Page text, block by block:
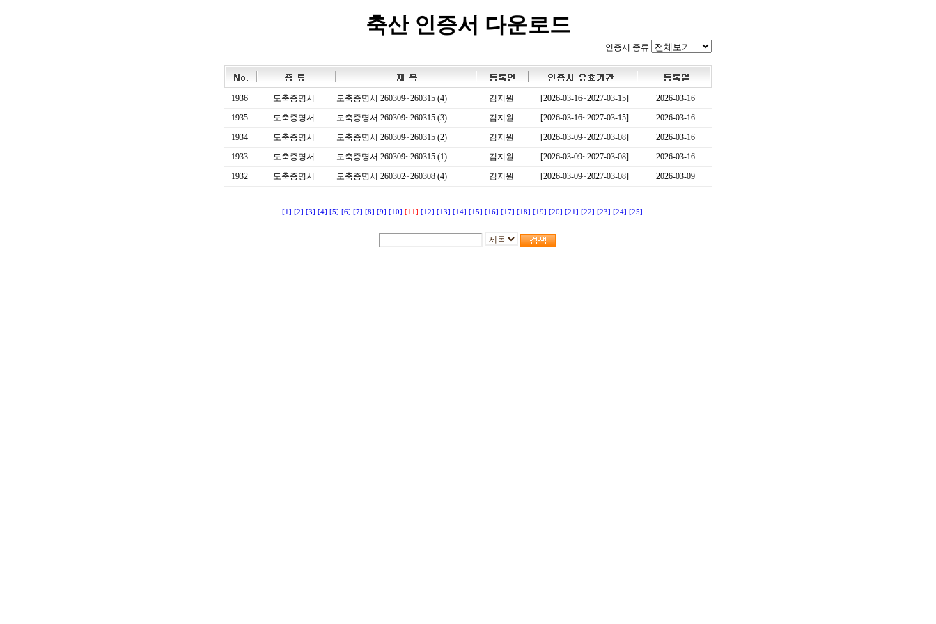
축산 인증서 다운로드
인증서 종류
1936 도축증명서 도축증명서 260309~260315 (4) 김지원 [2026-03-16~2027-03-15]
2026-03-16
1935
도축증명서 도축증명서 260309~260315 (3) 김지원 [2026-03-16~2027-03-15]
2026-03-16
1934
도축증명서 도축증명서 260309~260315 (2) 김지원 [2026-03-09~2027-03-08]
2026-03-16
1933
도축증명서 도축증명서 260309~260315 (1) 김지원 [2026-03-09~2027-03-08]
2026-03-16
1932
도축증명서 도축증명서 260302~260308 (4) 김지원 [2026-03-09~2027-03-08] 2026-03-09
[1] [2] [3] [4] [5] [6] [7] [8] [9] [10] [11] [12] [13] [14] [15] [16] [17] [18] [19] [20] [21] [22] [23] [24] [25]